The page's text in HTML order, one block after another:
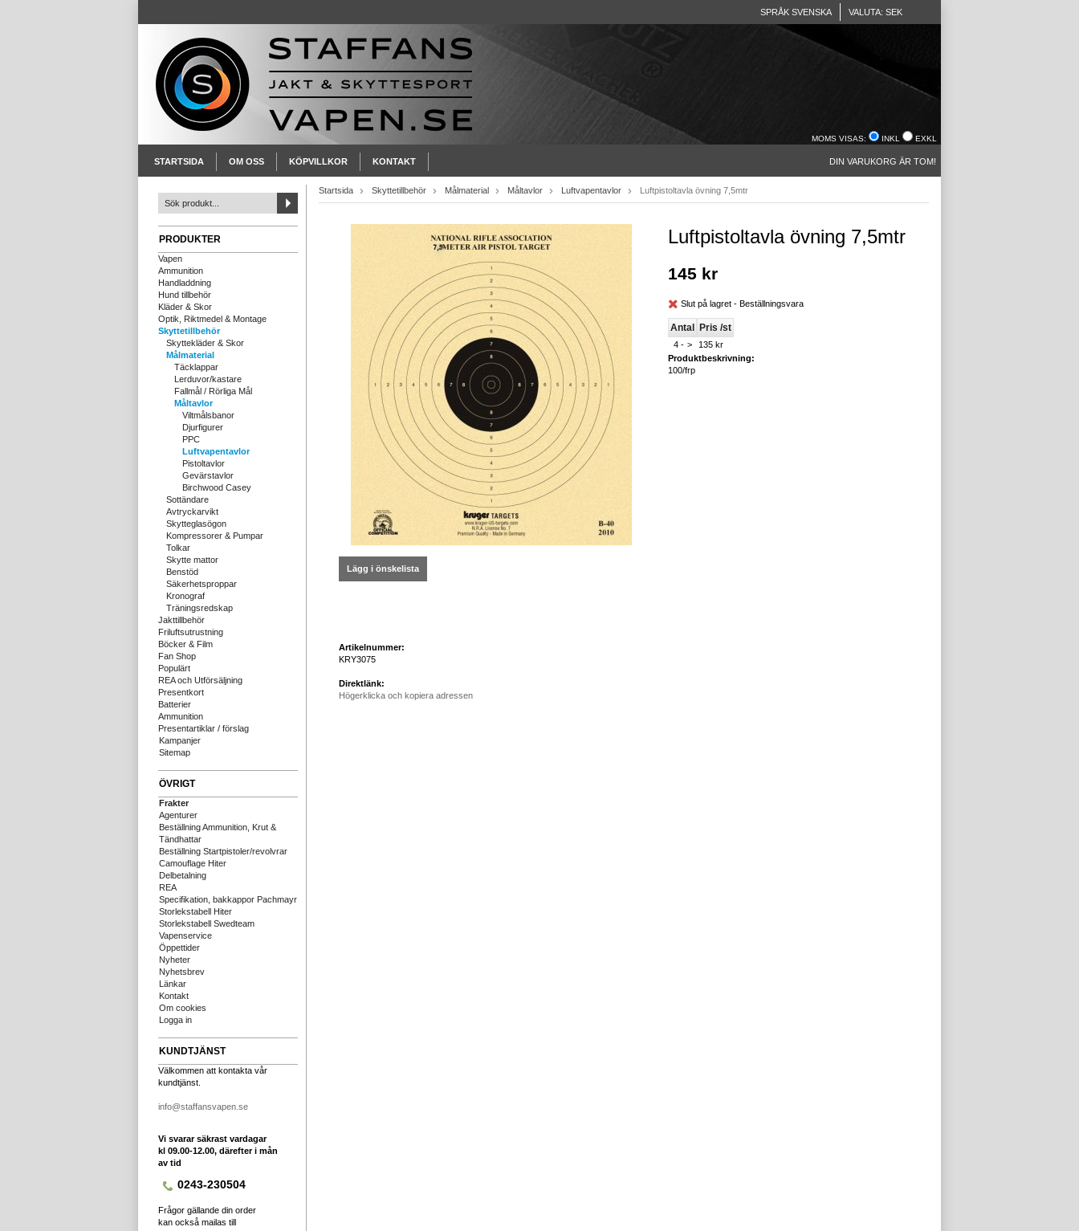
SPRÅK SVENSKA VALUTA: SEK
MOMS VISAS: INKL EXKL
STARTSIDA OM OSS KÖPVILLKOR KONTAKT DIN VARUKORG ÄR TOM!
PRODUKTER
Vapen
Ammunition
Handladdning
Hund tillbehör
Kläder & Skor
Optik, Riktmedel & Montage
Skyttetillbehör
Skyttekläder & Skor
Målmaterial
Täcklappar
Lerduvor/kastare
Fallmål / Rörliga Mål
Måltavlor
Viltmålsbanor
Djurfigurer
PPC
Luftvapentavlor
Pistoltavlor
Gevärstavlor
Birchwood Casey
Sottändare
Avtryckarvikt
Skytteglasögon
Kompressorer & Pumpar
Tolkar
Skytte mattor
Benstöd
Säkerhetsproppar
Kronograf
Träningsredskap
Jakttillbehör
Friluftsutrustning
Böcker & Film
Fan Shop
Populärt
REA och Utförsäljning
Presentkort
Batterier
Ammunition
Presentartiklar / förslag
Kampanjer
Sitemap
ÖVRIGT
Frakter
Agenturer
Beställning Ammunition, Krut &
Tändhattar
Beställning Startpistoler/revolvrar
Camouflage Hiter
Delbetalning
REA
Specifikation, bakkappor Pachmayr
Storlekstabell Hiter
Storlekstabell Swedteam
Vapenservice
Öppettider
Nyheter
Nyhetsbrev
Länkar
Kontakt
Om cookies
Logga in
KUNDTJÄNST
Välkommen att kontakta vår
kundtjänst.
info@staffansvapen.se
Vi svarar säkrast vardagar
kl 09.00-12.00, därefter i mån
av tid
0243-230504
Frågor gällande din order
kan också mailas till
Startsida Skyttetillbehör Målmaterial Måltavlor Luftvapentavlor Luftpistoltavla övning 7,5mtr
Lägg i önskelista
Artikelnummer:
KRY3075
Direktlänk:
Högerklicka och kopiera adressen
Luftpistoltavla övning 7,5mtr
145 kr
Slut på lagret - Beställningsvara
Antal Pris /st
4 - >
135 kr
Produktbeskrivning:
100/frp